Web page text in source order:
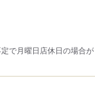
で月曜日店休日の場合が